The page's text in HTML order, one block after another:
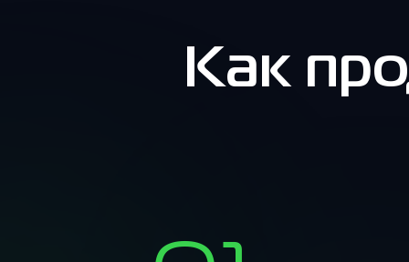
Как